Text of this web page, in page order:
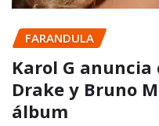
FARANDULA
Karol G anuncia
Drake y Bruno
álbum